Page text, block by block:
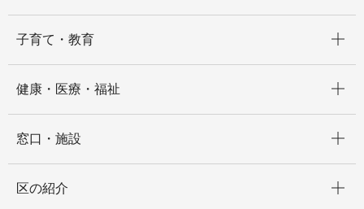
子育て・教育
健康・医療・福祉
窓口・施設
区の紹介